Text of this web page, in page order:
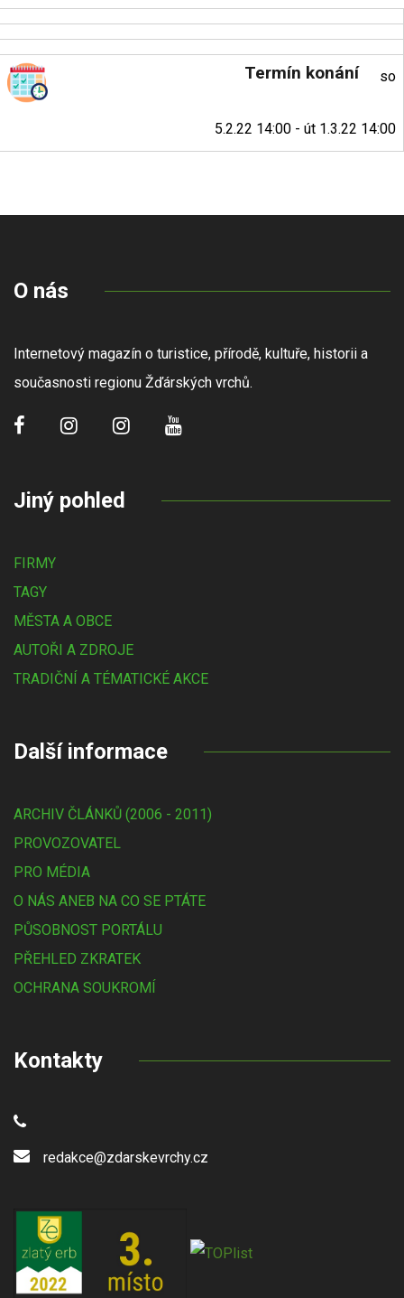
Termín konání so
5.2.22 14:00 - út 1.3.22 14:00
O nás
Internetový magazín o turistice, přírodě, kultuře, historii a
současnosti regionu Žďárských vrchů.
Jiný pohled
FIRMY
TAGY
MĚSTA A OBCE
AUTOŘI A ZDROJE
TRADIČNÍ A TÉMATICKÉ AKCE
Další informace
ARCHIV ČLÁNKŮ (2006 - 2011)
PROVOZOVATEL
PRO MÉDIA
O NÁS ANEB NA CO SE PTÁTE
PŮSOBNOST PORTÁLU
PŘEHLED ZKRATEK
OCHRANA SOUKROMÍ
Kontakty
redakce@zdarskevrchy.cz